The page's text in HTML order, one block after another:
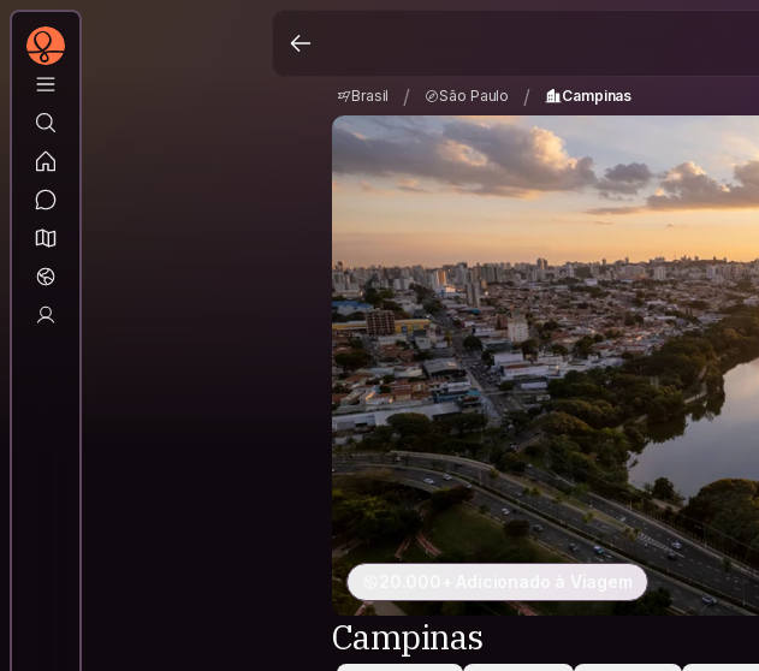
Brasil / São Paulo / Campinas
20.000+ Adicionado à Viagem
Campinas